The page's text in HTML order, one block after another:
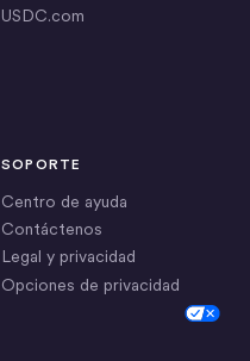
USDC.com
SOPORTE
Centro de ayuda
Contáctenos
Legal y privacidad
Opciones de privacidad